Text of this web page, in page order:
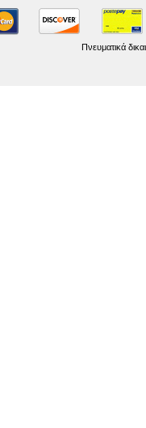
Πνευματικά